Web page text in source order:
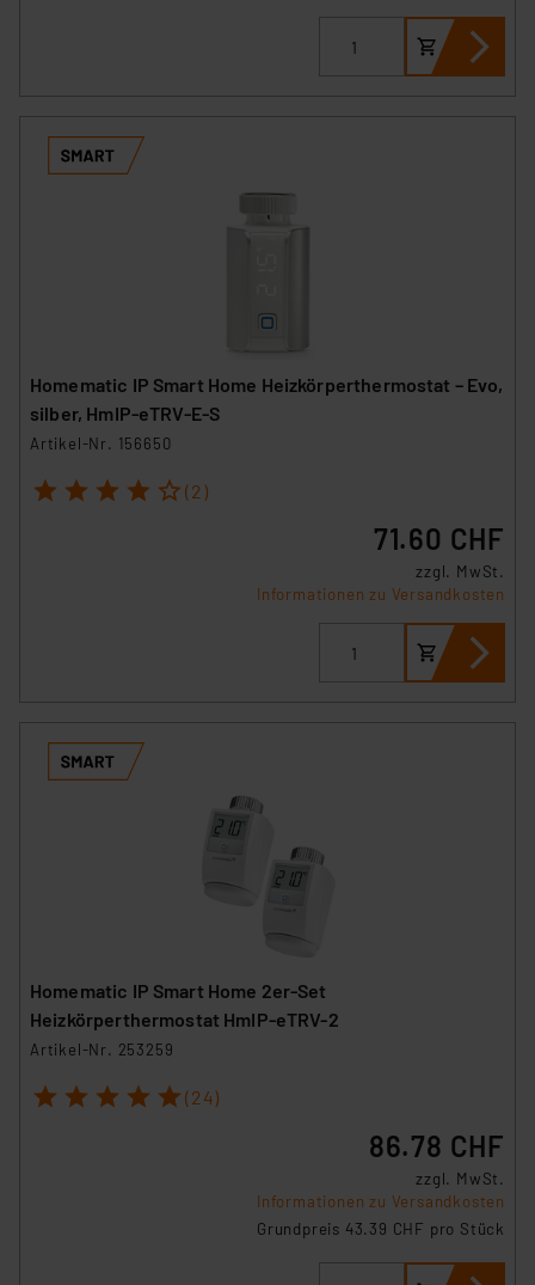
Homematic IP Smart Home Heizkörperthermostat – Evo,
silber, HmIP-eTRV-E-S
Artikel-Nr. 156650
1 2 3 4 5 (2)
71.60 CHF
zzgl. MwSt.
Informationen zu Versandkosten
Homematic IP Smart Home 2er-Set
Heizkörperthermostat HmIP-eTRV-2
Artikel-Nr. 253259
1 2 3 4 5 (24)
86.78 CHF
zzgl. MwSt.
Informationen zu Versandkosten
Grundpreis 43.39 CHF pro Stück